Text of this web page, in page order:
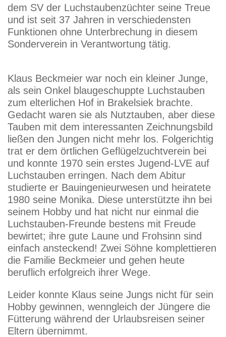
dem SV der Luchstaubenzüchter seine Treue
und ist seit 37 Jahren in verschiedensten
Funktionen ohne Unterbrechung in diesem
Sonderverein in Verantwortung tätig.
Klaus Beckmeier war noch ein kleiner Junge,
als sein Onkel blaugeschuppte Luchstauben
zum elterlichen Hof in Brakelsiek brachte.
Gedacht waren sie als Nutztauben, aber diese
Tauben mit dem interessanten Zeichnungsbild
ließen den Jungen nicht mehr los. Folgerichtig
trat er dem örtlichen Geflügelzuchtverein bei
und konnte 1970 sein erstes Jugend-LVE auf
Luchstauben erringen. Nach dem Abitur
studierte er Bauingenieurwesen und heiratete
1980 seine Monika. Diese unterstützte ihn bei
seinem Hobby und hat nicht nur einmal die
Luchstauben-Freunde bestens mit Freude
bewirtet; ihre gute Laune und Frohsinn sind
einfach ansteckend! Zwei Söhne komplettieren
die Familie Beckmeier und gehen heute
beruflich erfolgreich ihrer Wege.
Leider konnte Klaus seine Jungs nicht für sein
Hobby gewinnen, wenngleich der Jüngere die
Fütterung während der Urlaubsreisen seiner
Eltern übernimmt.